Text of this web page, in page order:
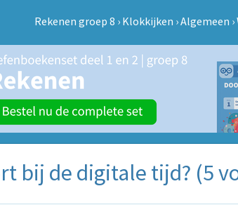
Rekenen groep 8 › Klokkijken ›Algemeen ›
bij de digitale tijd? (5